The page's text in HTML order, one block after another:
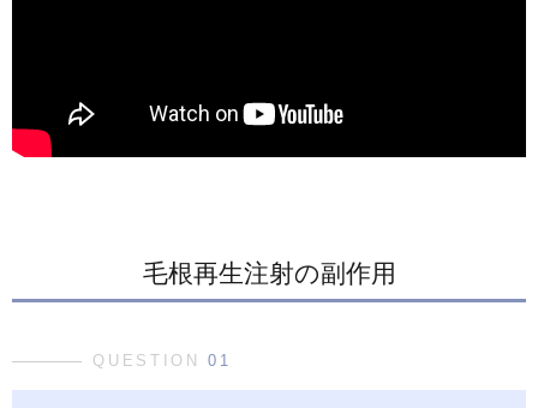
毛根再生注射の副作用
QUESTION01